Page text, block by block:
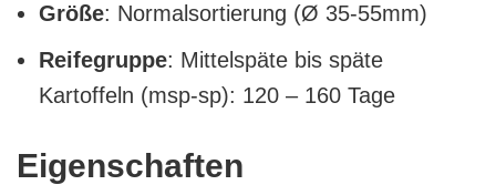
Größe: Normalsortierung (Ø 35-55mm)
Reifegruppe: Mittelspäte bis späte
Kartoffeln (msp-sp): 120 – 160 Tage
Eigenschaften